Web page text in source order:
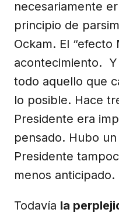
necesariamente
principio de
Ockam. El “efecto
acontecimiento.
todo aquello que
lo posible. Hace
Presidente era
pensado. Hubo
Presidente
menos anticipado.
Todavía la